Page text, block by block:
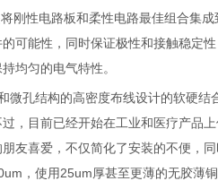
刚性电路板和柔性电路最佳组合集
可能性，同时保证极性和接触稳定
均匀的电气特性。
结构的高密度布线设计的软硬结合
，目前已经开始在工业和医疗产品
友喜爱，不仅简化了安装的不便，
，使用25um厚甚至更薄的无胶薄